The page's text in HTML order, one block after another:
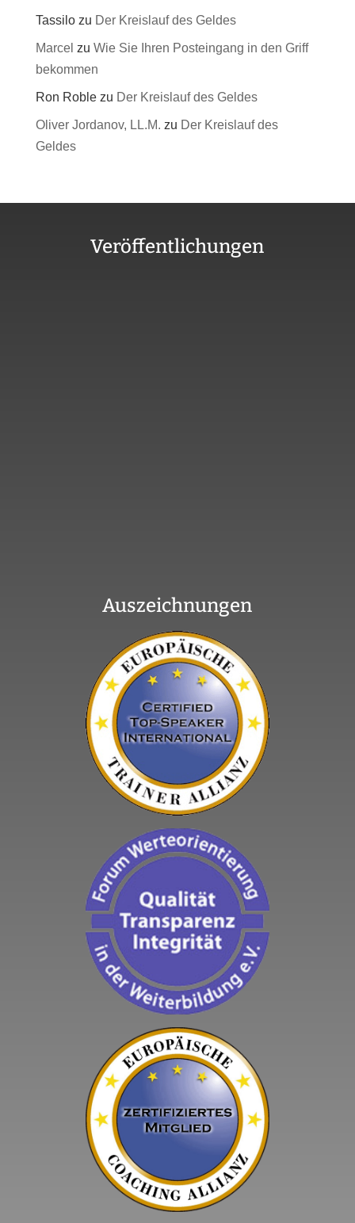
Tassilozu Der Kreislauf des Geldes
Marcel zu Wie Sie Ihren Posteingang in den Griff
bekommen
Ron Roblezu Der Kreislauf des Geldes
Oliver Jordanov, LL.M. zu Der Kreislauf des
Geldes
Veröffentlichungen
Auszeichnungen